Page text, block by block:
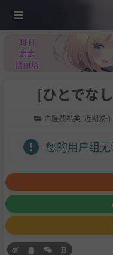
[ひとでな
血腥残酷类 近期发布
您的用户组无